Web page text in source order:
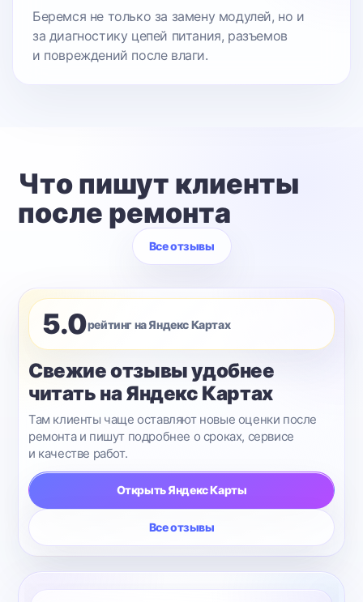
Беремся не только за замену модулей, но и
за диагностику цепей питания, разъемов
и повреждений после влаги.
Что пишут клиенты
после ремонта
Все отзывы
5.0рейтинг на Яндекс Картах
Свежие отзывы удобнее
читать на Яндекс Картах
Там клиенты чаще оставляют новые оценки после
ремонта и пишут подробнее о сроках, сервисе
и качестве работ.
Открыть Яндекс Карты
Все отзывы